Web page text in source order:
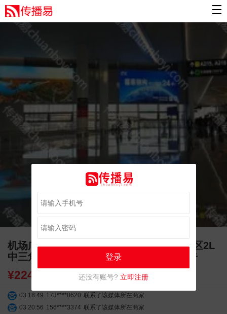
机场广告 乌鲁木齐天山国际机场国际到达区2L
中三角区到达2l-B-NS-DX-08灯箱媒体广告
¥2240000.00
03:18:49 173****0620 联系了该媒体所在商家
03:20:56 156****3374 联系了该媒体所在商家
登录
还没有账号? 立即注册